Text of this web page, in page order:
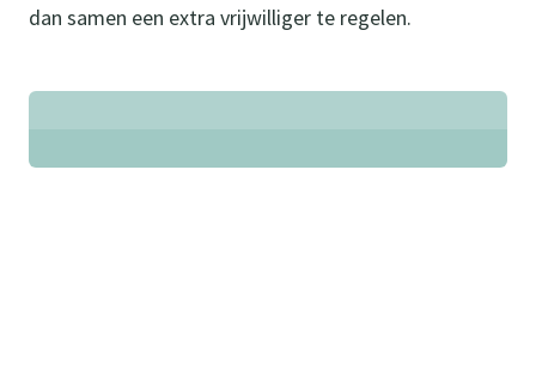
dan samen een extra vrijwilliger te regelen.